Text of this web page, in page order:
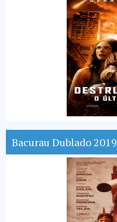
Bacurau Dublado 2019